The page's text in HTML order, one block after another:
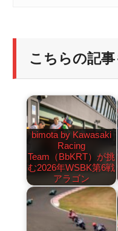
こちらの記
bimota by Kawasaki
Racing
Team（BbKRT）が挑
む2026年WSBK第6戦
アラゴン